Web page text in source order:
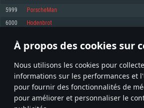
À propos des cookies sur
Nous utilisons les cookies pour
informations sur les performances et
pour fournir des fonctionnalités de
pour améliorer et personnaliser le
1060 et plus, Radeon RX 570 et plus.
Disque dur: 75.9 Go (client complet)
Mémoire: 8 GB
Carte graphique: Radeon Vega II ou plus avec
Disque dur: 62,2 Go (client complet)
Mémoire: 8 GB
Carte graphique: NVIDIA 1060 avec les derniers
6 mois et supportant Vulkan
Connection: Connexion Internet à haut débit
Disque dur: 60,2 Go (client complet)
5999 PorscheMan
6000 Hodenbrot
* Classement mis à jour quotidiennement
299 300 301